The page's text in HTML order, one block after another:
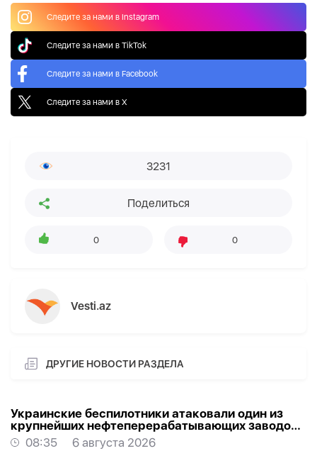
Следите за нами в Instagram
Следите за нами в TikTok
Следите за нами в Facebook
Следите за нами в X
3231
Поделиться
0 0
Vesti.az
ДРУГИЕ НОВОСТИ РАЗДЕЛА
Украинские беспилотники атаковали один из
крупнейших нефтеперерабатывающих заводов
России в Ярославской области
08:35
6 августа 2026